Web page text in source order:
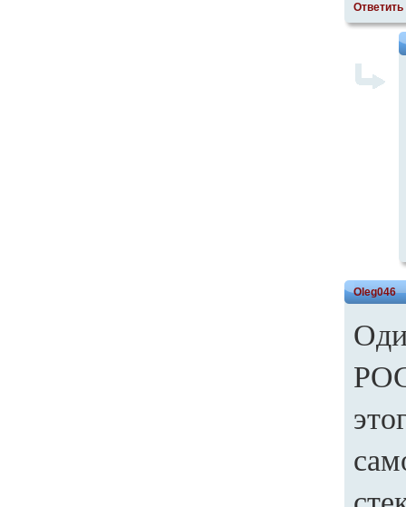
Ответить
Oleg046